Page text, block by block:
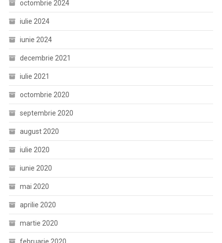
octombrie 2024
iulie 2024
iunie 2024
decembrie 2021
iulie 2021
octombrie 2020
septembrie 2020
august 2020
iulie 2020
iunie 2020
mai 2020
aprilie 2020
martie 2020